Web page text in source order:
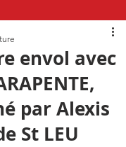
envol avec
par Alexis
St LEU